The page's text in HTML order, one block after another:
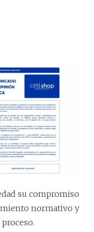
su compromiso
normativo y